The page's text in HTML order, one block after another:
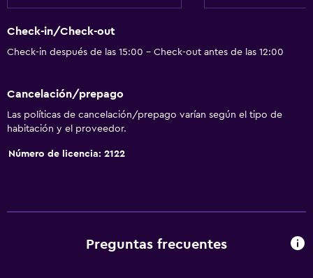
Internet
Ropa de cama
Artículos de aseo gratis
Champú
Papeleras
Check-in/Check-out
Check-in después de las 15:00 - Check-out antes de las 12:00
Cancelación/prepago
Las políticas de cancelación/prepago varían según el tipo de
habitación y el proveedor.
Número de licencia: 2122
Preguntas frecuentes